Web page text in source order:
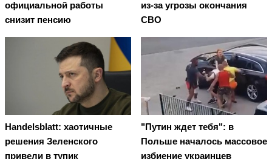
официальной работы
снизит пенсию
из-за угрозы окончания
СВО
Handelsblatt: хаотичные
решения Зеленского
привели в тупик
"Путин ждет тебя": в
Польше началось массовое
избиение украинцев